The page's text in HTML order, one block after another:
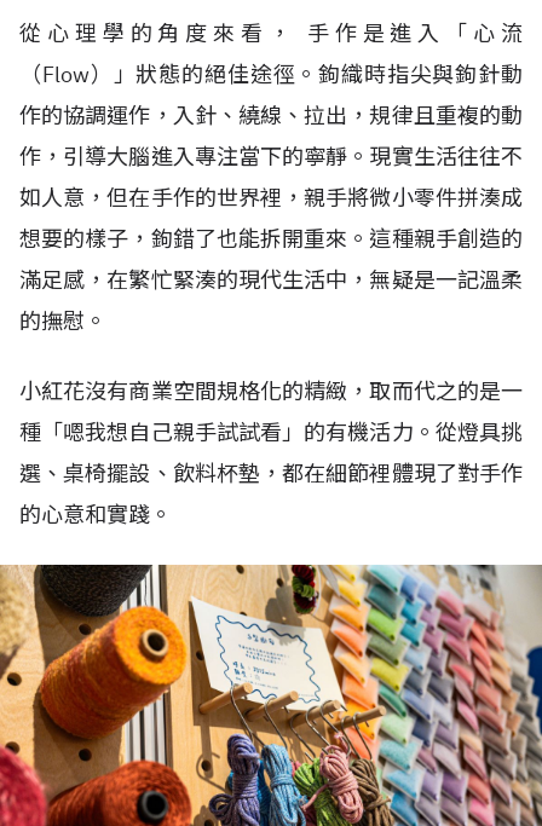
從心理學的角度來看， 手作是進入「心流
（Flow）」狀態的絕佳途徑。鉤織時指尖與鉤針動
作的協調運作，入針、繞線、拉出，規律且重複的動
作，引導大腦進入專注當下的寧靜。現實生活往往不
如人意，但在手作的世界裡，親手將微小零件拼湊成
想要的樣子，鉤錯了也能拆開重來。這種親手創造的
滿足感，在繁忙緊湊的現代生活中，無疑是一記溫柔
的撫慰。
小紅花沒有商業空間規格化的精緻，取而代之的是一
種「嗯我想自己親手試試看」的有機活力。從燈具挑
選、桌椅擺設、飲料杯墊，都在細節裡體現了對手作
的心意和實踐。